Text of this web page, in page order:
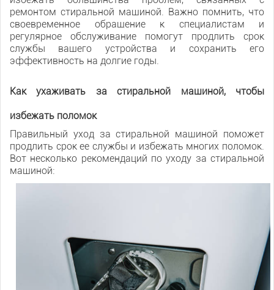
ремонтом стиральной машиной. Важно помнить, что
своевременное обращение к специалистам и
регулярное обслуживание помогут продлить срок
службы вашего устройства и сохранить его
эффективность на долгие годы.
Как ухаживать за стиральной машиной, чтобы
избежать поломок
Правильный уход за стиральной машиной поможет
продлить срок ее службы и избежать многих поломок.
Вот несколько рекомендаций по уходу за стиральной
машиной: